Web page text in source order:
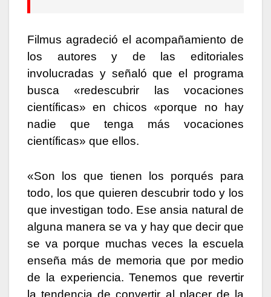
Filmus agradeció el acompañamiento de
los autores y de las editoriales
involucradas y señaló que el programa
busca «redescubrir las vocaciones
científicas» en chicos «porque no hay
nadie que tenga más vocaciones
científicas» que ellos.
«Son los que tienen los porqués para
todo, los que quieren descubrir todo y los
que investigan todo. Ese ansia natural de
alguna manera se va y hay que decir que
se va porque muchas veces la escuela
enseña más de memoria que por medio
de la experiencia. Tenemos que revertir